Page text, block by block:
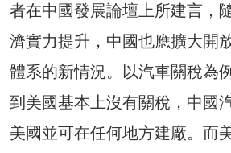
者在中國發展論壇上所建言，
濟實力提升，中國也應擴大開
體系的新情況。以汽車關稅為
到美國基本上沒有關稅，中國
美國並可在任何地方建廠。而